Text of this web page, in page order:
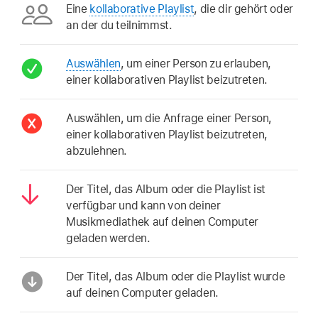
Eine kollaborative Playlist, die dir gehört oder
an der du teilnimmst.
Auswählen, um einer Person zu erlauben,
einer kollaborativen Playlist beizutreten.
Auswählen, um die Anfrage einer Person,
einer kollaborativen Playlist beizutreten,
abzulehnen.
Der Titel, das Album oder die Playlist ist
verfügbar und kann von deiner
Musikmediathek auf deinen Computer
geladen werden.
Der Titel, das Album oder die Playlist wurde
auf deinen Computer geladen.